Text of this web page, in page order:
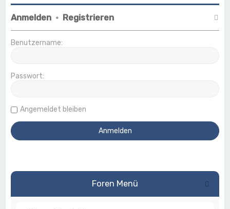
Anmelden • Registrieren
Benutzername:
Passwort:
Angemeldet bleiben
Foren Menü